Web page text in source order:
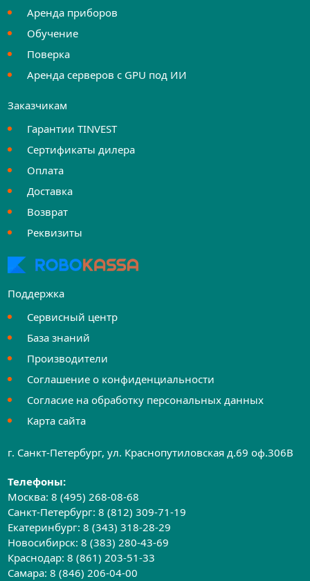
Аренда приборов
Обучение
Поверка
Аренда серверов с GPU под ИИ
Заказчикам
Гарантии TINVEST
Сертификаты дилера
Оплата
Доставка
Возврат
Реквизиты
Поддержка
Сервисный центр
База знаний
Производители
Соглашение о конфиденциальности
Согласие на обработку персональных данных
Карта сайта
г. Санкт-Петербург, ул. Краснопутиловская д.69 оф.306B
Телефоны:
Москва:8 (495) 268-08-68
Санкт-Петербург:8 (812) 309-71-19
Екатеринбург:8 (343) 318-28-29
Новосибирск:8 (383) 280-43-69
Краснодар:8 (861) 203-51-33
Самара:8 (846) 206-04-00